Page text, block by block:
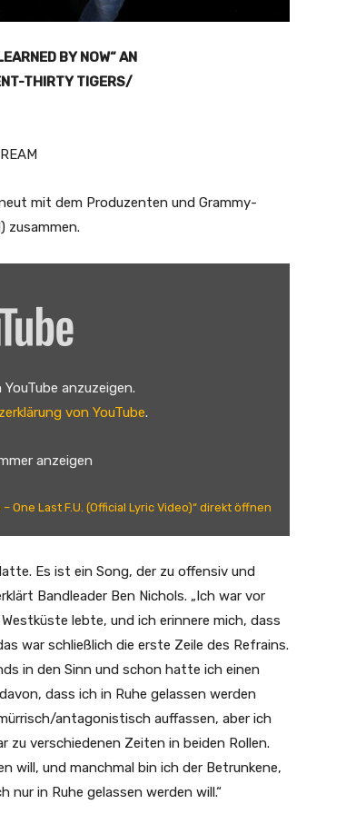
BY NOW“ AN
THIRTY TIGERS/
mit dem Produzenten und Grammy-
zusammen.
anzuzeigen.
von YouTube.
anzeigen
– One Last F.U. (Official Lyric Video)“ direkt öffnen
Es ist ein Song, der zu offensiv und
Bandleader Ben Nichols. „Ich war vor
lebte, und ich erinnere mich, dass
war schließlich die erste Zeile des Refrains.
in den Sinn und schon hatte ich einen
dass ich in Ruhe gelassen werden
antagonistisch auffassen, aber ich
zu verschiedenen Zeiten in beiden Rollen.
will, und manchmal bin ich der Betrunkene,
in Ruhe gelassen werden will.“